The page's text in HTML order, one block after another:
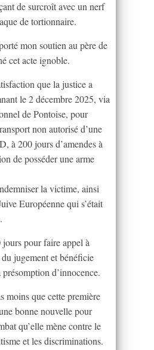
de surcroît avec un nerf
de tortionnaire.
mon soutien au père de
cet acte ignoble.
que la justice a
le 2 décembre 2025, via
de Pontoise, pour
non autorisé d’une
à 200 jours d’amendes à
de posséder une arme
la victime, ainsi
Européenne qui s’était
pour faire appel à
jugement et bénéficie
d’innocence.
moins que cette première
bonne nouvelle pour
qu’elle mène contre le
et les discriminations.